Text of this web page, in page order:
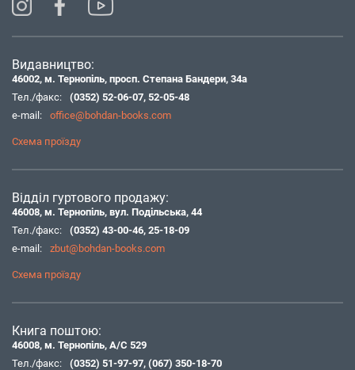
Видавництво:
46002, м. Тернопіль, просп. Степана Бандери, 34а
Тел./факс:
(0352) 52-06-07, 52-05-48
e-mail:
office@bohdan-books.com
Схема проїзду
Відділ гуртового продажу:
46008, м. Тернопіль, вул. Подільська, 44
Тел./факс:
(0352) 43-00-46, 25-18-09
e-mail:
zbut@bohdan-books.com
Схема проїзду
Книга поштою:
46008, м. Тернопіль, А/С 529
Тел./факс:
(0352) 51-97-97, (067) 350-18-70